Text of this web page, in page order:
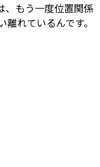
、もう一度位置関係
れているんです。